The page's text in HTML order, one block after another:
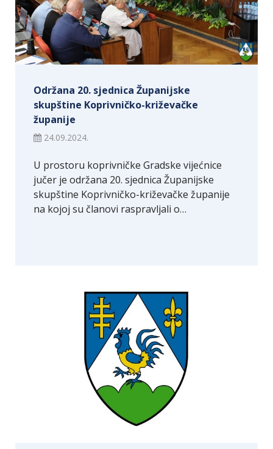
Održana 20. sjednica Županijske
skupštine Koprivničko-križevačke
županije
24.09.2024.
U prostoru koprivničke Gradske vijećnice
jučer je održana 20. sjednica Županijske
skupštine Koprivničko-križevačke županije
na kojoj su članovi raspravljali o…